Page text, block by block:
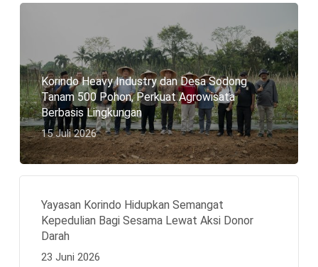
Korindo Heavy Industry dan Desa Sodong
Tanam 500 Pohon, Perkuat Agrowisata
Berbasis Lingkungan
15 Juli 2026
Yayasan Korindo Hidupkan Semangat
Kepedulian Bagi Sesama Lewat Aksi Donor
Darah
23 Juni 2026